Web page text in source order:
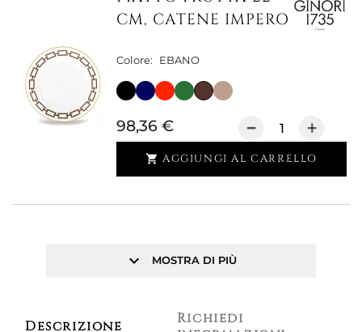
CM, CATENE IMPERO
Colore: EBANO
98,36 €
 AGGIUNGI AL CARRELLO
keyboard_arrow_down MOSTRA DI PIÙ
Descrizione
Richiedi